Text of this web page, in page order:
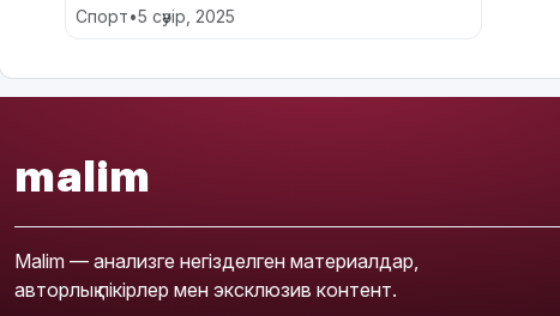
Спорт•5 сәуір, 2025
malim
Malim — анализге негізделген материалдар,
авторлық пікірлер мен эксклюзив контент.